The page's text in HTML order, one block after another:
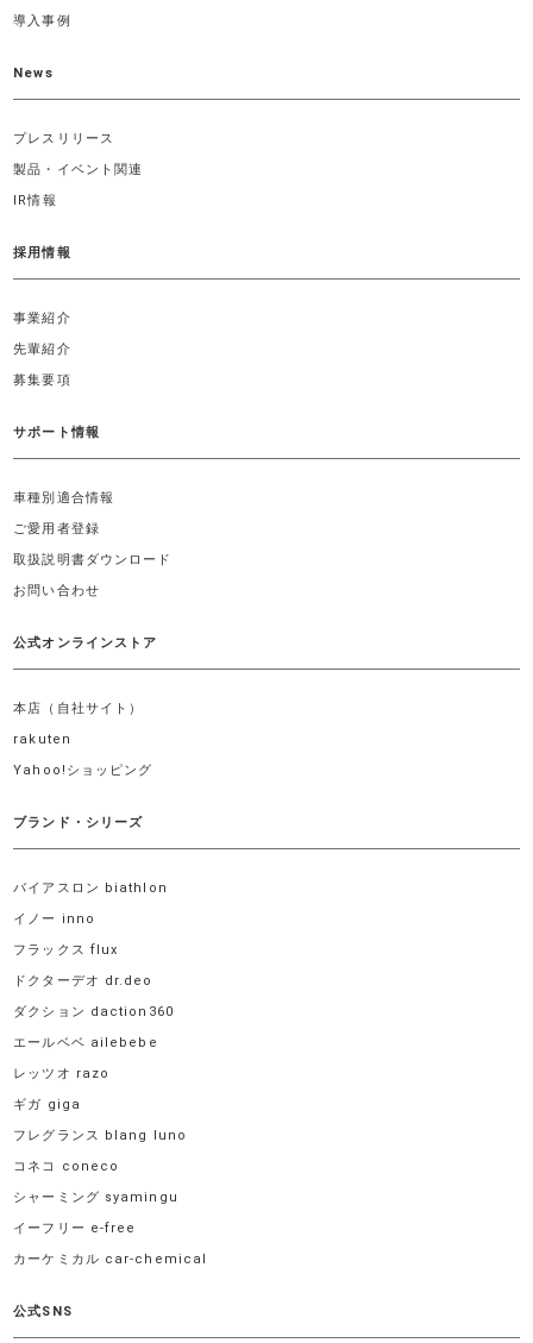
導入事例
News
プレスリリース
製品・イベント関連
IR情報
採用情報
事業紹介
先輩紹介
募集要項
サポート情報
車種別適合情報
ご愛用者登録
取扱説明書ダウンロード
お問い合わせ
公式オンラインストア
本店（自社サイト）
rakuten
Yahoo!ショッピング
ブランド・シリーズ
バイアスロン biathlon
イノー inno
フラックス flux
ドクターデオ dr.deo
ダクション daction360
エールベベ ailebebe
レッツオ razo
ギガ giga
フレグランス blang luno
コネコ coneco
シャーミング syamingu
イーフリー e-free
カーケミカル car-chemical
公式SNS